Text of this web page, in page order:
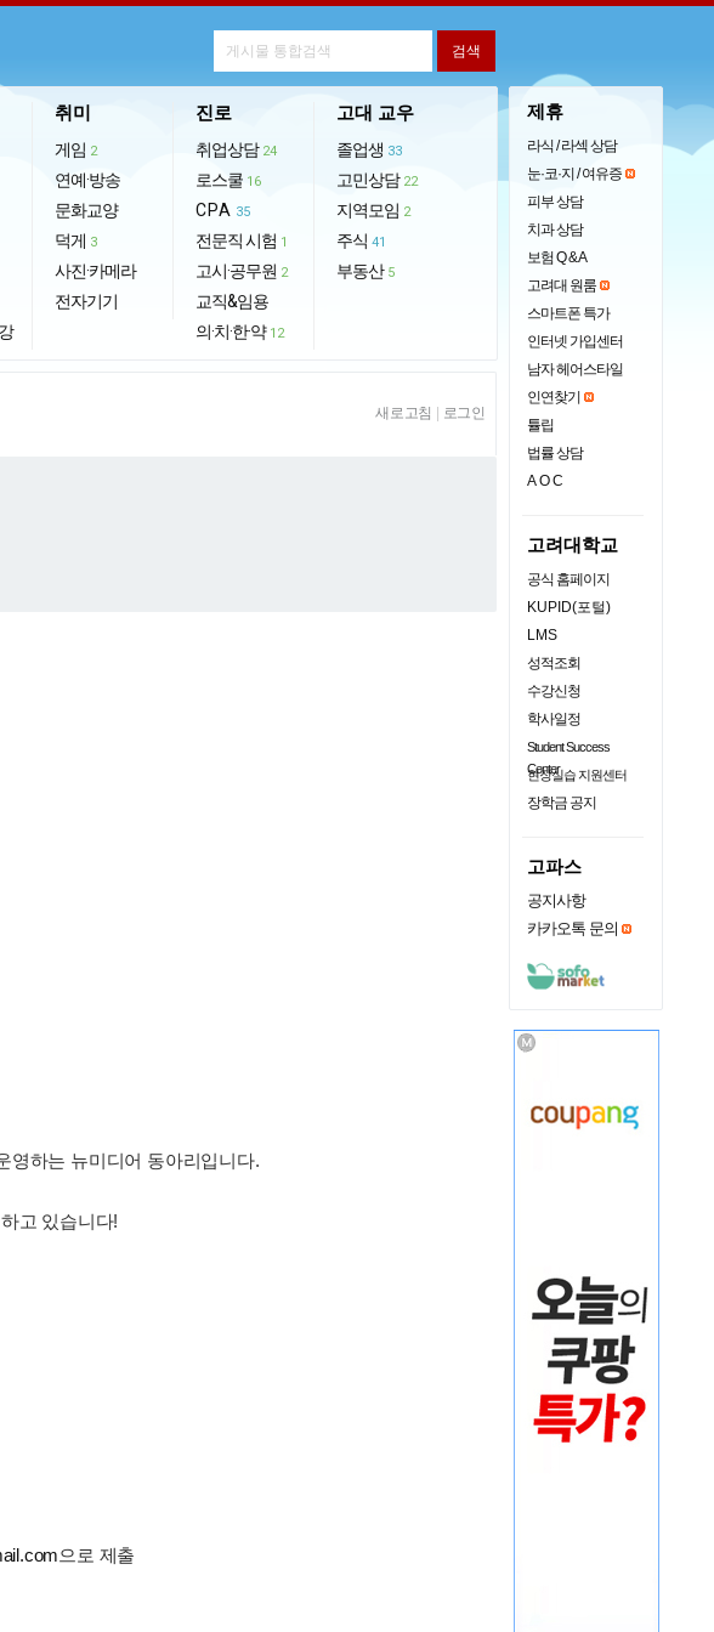
취미
게임 2
연예·방송
문화교양
덕게 3
사진·카메라
전자기기
진로
취업상담 24
로스쿨 16
CPA 35
전문직 시험 1
고시·공무원 2
교직&임용
의·치·한·약 12
고대 교우
졸업생 33
고민상담 22
지역모임 2
주식 41
부동산 5
새로고침 로그인
영하는 뉴미디어 동아리입니다.
고 있습니다!
으로 제출
제휴
라식 / 라섹 상담
눈·코·지 / 여유증
피부 상담
치과 상담
보험 Q & A
고려대 원룸
스마트폰 특가
인터넷 가입센터
남자 헤어스타일
인연찾기
튤립
법률 상담
AOC
고려대학교
공식 홈페이지
KUPID(포털)
LMS
성적조회
수강신청
학사일정
Student Success
Center
현장실습 지원센터
장학금 공지
고파스
공지사항
카카오톡 문의